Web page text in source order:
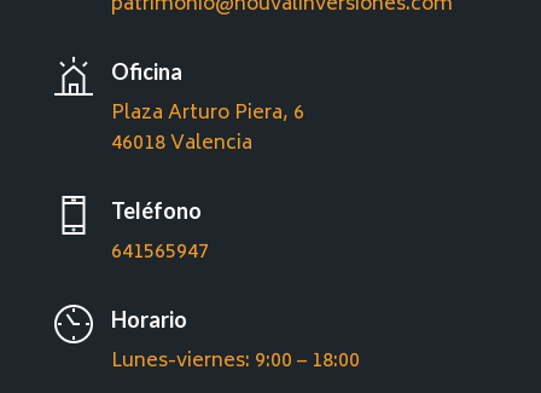
Oficina
Plaza Arturo Piera, 6
46018 Valencia
Teléfono
641565947
Horario
Lunes-viernes: 9:00 – 18:00